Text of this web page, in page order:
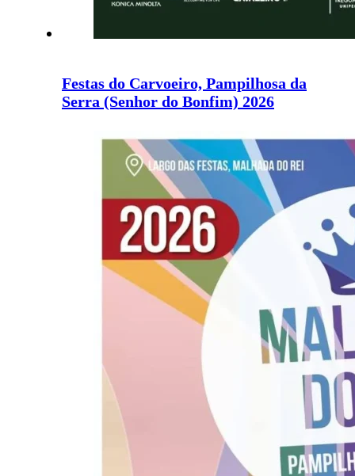
Festas do Carvoeiro, Pampilhosa da
Serra (Senhor do Bonfim) 2026